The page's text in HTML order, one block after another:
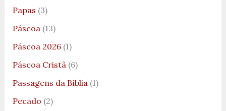
Papas (3)
Páscoa (13)
Páscoa 2026(1)
Páscoa Cristã (6)
Passagens da Bíblia (1)
Pecado (2)